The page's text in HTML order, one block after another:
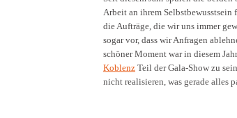
Arbeit an ihrem Selbstbewusstsein
die Aufträge, die wir uns immer
sogar vor, dass wir Anfragen
schöner Moment war in diesem
Koblenz Teil der Gala-Show zu
nicht realisieren, was gerade alles